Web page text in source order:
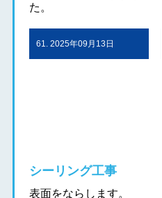
た。
61. 2025年09月13日
シーリング工事
表面をならします。